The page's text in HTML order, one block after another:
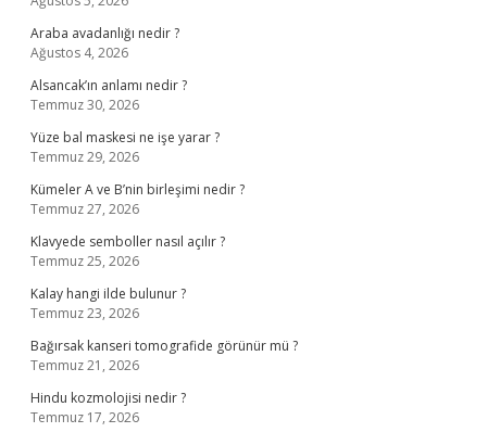
Araba avadanlığı nedir ?
Ağustos 4, 2026
Alsancak’ın anlamı nedir ?
Temmuz 30, 2026
Yüze bal maskesi ne işe yarar ?
Temmuz 29, 2026
Kümeler A ve B’nin birleşimi nedir ?
Temmuz 27, 2026
Klavyede semboller nasıl açılır ?
Temmuz 25, 2026
Kalay hangi ilde bulunur ?
Temmuz 23, 2026
Bağırsak kanseri tomografide görünür mü ?
Temmuz 21, 2026
Hindu kozmolojisi nedir ?
Temmuz 17, 2026